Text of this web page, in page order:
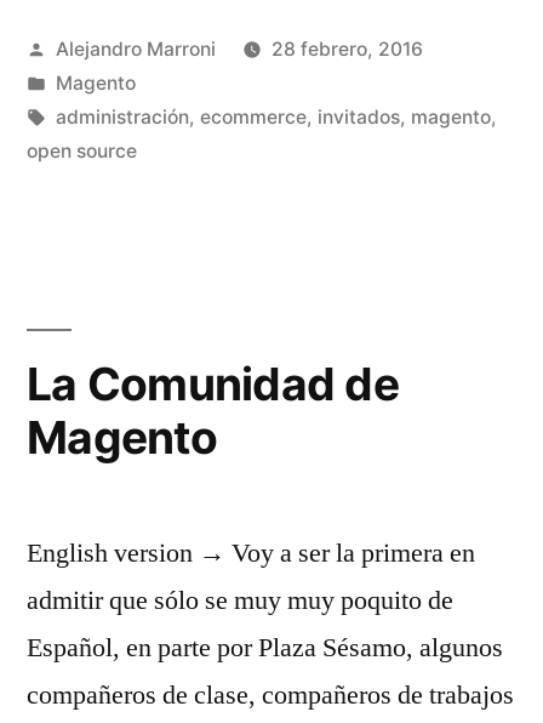
modo
Publicado
por
Alejandro Marroni
28 febrero, 2016
Publicado
en
Magento
Etiquetas:
administración, ecommerce, invitados, magento,
open source
La Comunidad de
Magento
English version → Voy a ser la primera en
admitir que sólo se muy muy poquito de
Español, en parte por Plaza Sésamo, algunos
compañeros de clase, compañeros de trabajos